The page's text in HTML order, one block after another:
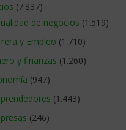
(7.837)
de negocios (1.519)
y Empleo (1.710)
y finanzas (1.260)
(947)
(1.443)
(246)